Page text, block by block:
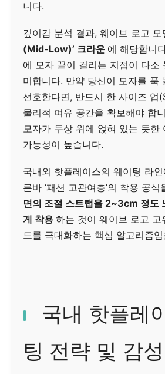
니다.
깊이감 분석 결과, 웨이브 로고 모
(Mid-Low)’ 크라운 에 해당합니
에 모자 끝이 걸리는 지점이 다소
미합니다. 만약 당신이 모자를 푹
선호한다면, 반드시 한 사이즈 업
물리적 여유 공간을 확보해야 합
모자가 두상 위에 얹혀 있는 듯한
가능성이 높습니다.
국내외 핫플레이스의 웨이팅 라
른바 ‘패션 고관여층’의 착용 공
면의 조절 스트랩을 2~3cm 정도
게 착용 하는 것이 웨이브 로고 고
드를 극대화하는 핵심 알고리즘
국내 핫플레
팅 전략 및 감